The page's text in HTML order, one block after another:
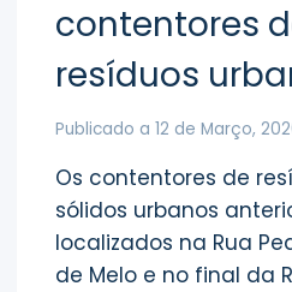
contentores
resíduos
Publicado a 12 de Março,
Os contentores de
sólidos urbanos
localizados na Rua
de Melo e no final da